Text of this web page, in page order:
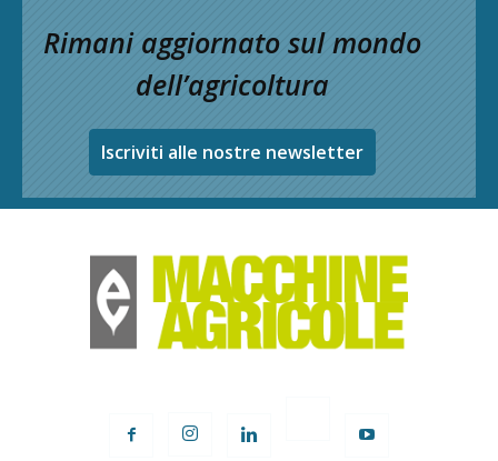
Rimani aggiornato sul mondo
dell’agricoltura
Iscriviti alle nostre newsletter